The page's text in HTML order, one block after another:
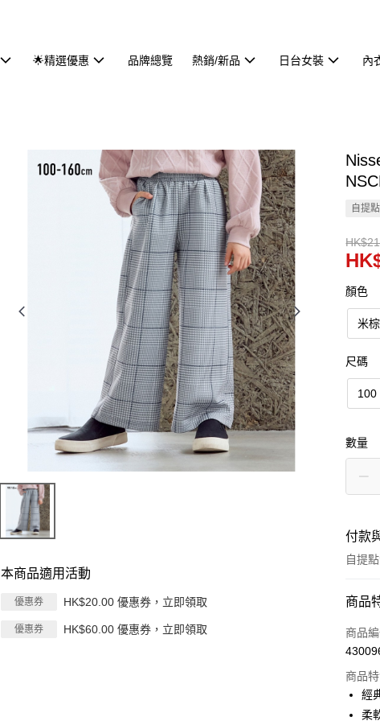
🌟精選優惠 品牌總覽 熱銷/新品 日台女裝 內
本商品適用活動
優惠券 HK$20.00 優惠券，立即領取
優惠券 HK$60.00 優惠券，立即領取
自提
顏色
米棕
尺碼
100
數量
付款
自提
付款
信用卡
商品
商品
商品
經
柔